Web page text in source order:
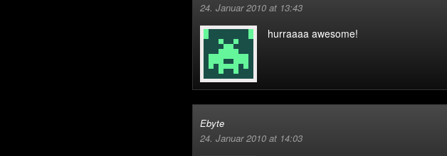
24. Januar 2010 at 13:43
hurraaaa awesome!
Ebyte
24. Januar 2010 at 14:03